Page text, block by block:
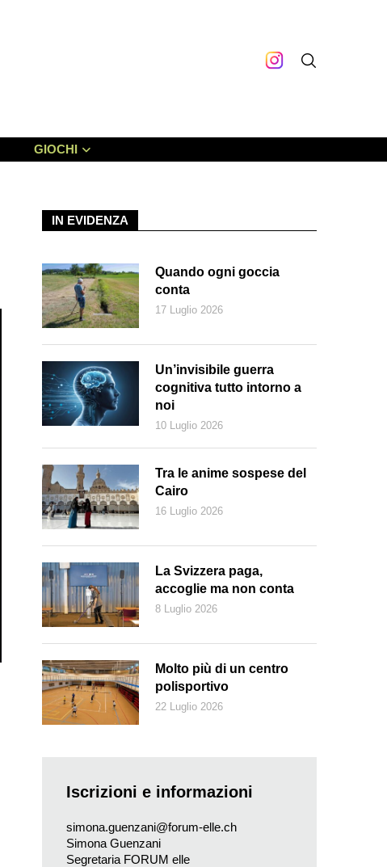
GIOCHI
Un momento dello spettacolo La buona Novella, con Neri Marcorè
IN EVIDENZA
Quando ogni goccia
conta
17 Luglio 2026
Un’invisibile guerra
cognitiva tutto intorno a
noi
10 Luglio 2026
Tra le anime sospese del
Cairo
16 Luglio 2026
La Svizzera paga,
accoglie ma non conta
8 Luglio 2026
Molto più di un centro
polisportivo
22 Luglio 2026
Iscrizioni e informazioni
simona.guenzani@forum-elle.ch
Simona Guenzani
Segretaria FORUM elle